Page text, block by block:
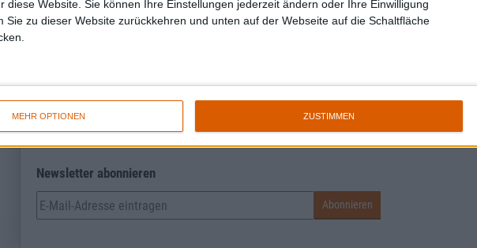
diese Website. Sie können Ihre Einstellungen jederzeit ändern oder Ihre Einwilligung
Sie zu dieser Website zurückkehren und unten auf der Webseite auf die Schaltfläche
MEHR OPTIONEN ZUSTIMMEN
Newsletter abonnieren